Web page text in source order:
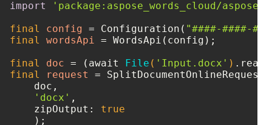
import
'package:aspose_words_cloud/
final
config = Configuration( "####-####-
final
wordsApi = WordsApi(config);
final
doc = (await File ( 'Input.docx' )
final
request = SplitDocumentOnlineRequest(
    doc,
'docx' ,
    zipOutput:
true